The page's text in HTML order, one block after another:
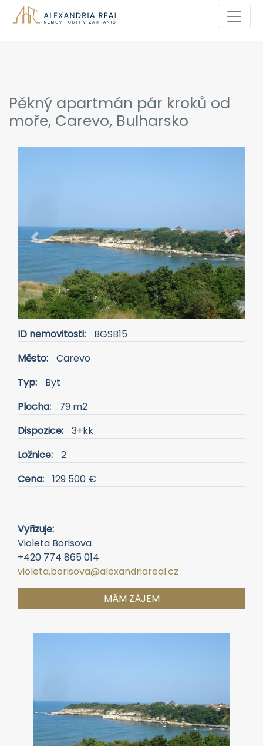
Pěkný apartmán pár kroků od
moře, Carevo, Bulharsko
Previous Next
ID nemovitosti:
BGSB15
Město:
Carevo
Typ:
Byt
Plocha:
79 m2
Dispozice:
3+kk
Ložnice:
2
Cena:
129 500 €
Vyřizuje:
Violeta Borisova
+420 774 865 014
violeta.borisova@alexandriareal.cz
MÁM ZÁJEM